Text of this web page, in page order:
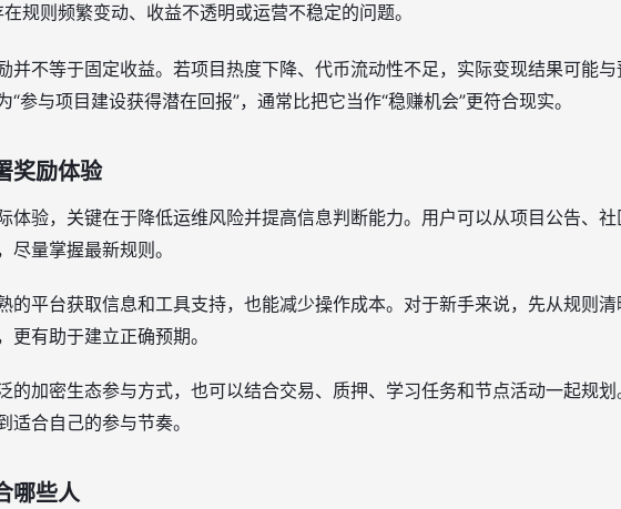
规则频繁变动、收益不透明或运营不稳定的问题。
并不等于固定收益。若项目热度下降、代币流动性不足，实际变现结果可能
“参与项目建设获得潜在回报”，通常比把它当作“稳赚机会”更符合现实。
奖励体验
体验，关键在于降低运维风险并提高信息判断能力。用户可以从项目公告、
尽量掌握最新规则。
的平台获取信息和工具支持，也能减少操作成本。对于新手来说，先从规则清
更有助于建立正确预期。
的加密生态参与方式，也可以结合交易、质押、学习任务和节点活动一起规
适合自己的参与节奏。
哪些人